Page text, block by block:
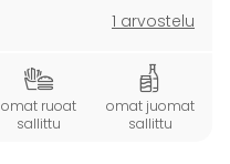
1 arvostelu
omat ruoat
sallittu
omat juomat
sallittu